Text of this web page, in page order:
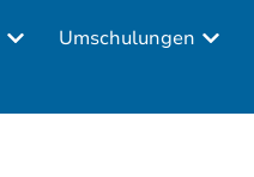
Umschulungen